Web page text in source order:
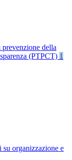
della
(PTPCT) 1
organizzazione e